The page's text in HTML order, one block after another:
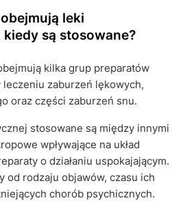
leki
są stosowane?
kilka grup preparatów
zaburzeń lękowych,
oraz części zaburzeń snu.
stosowane są między innymi
wpływające na układ
o działaniu uspokajającym.
od rodzaju objawów, czasu ich
chorób psychicznych.